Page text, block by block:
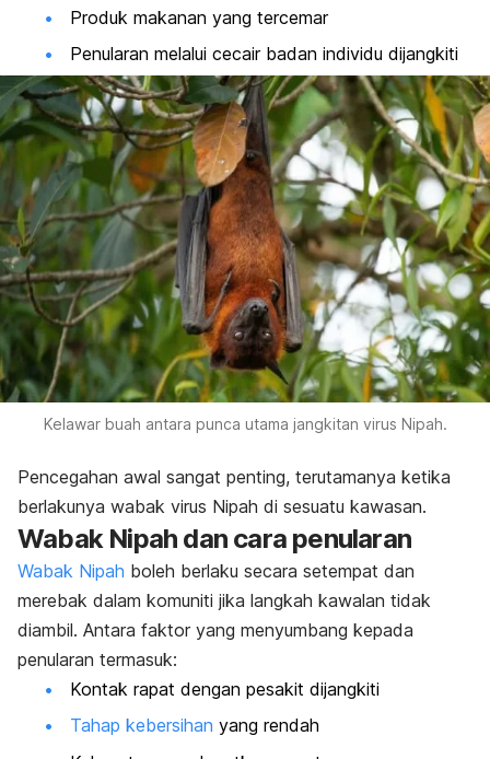
Produk makanan yang tercemar
Penularan melalui cecair badan individu dijangkiti
Kelawar buah antara punca utama jangkitan virus Nipah.
Pencegahan awal sangat penting, terutamanya ketika
berlakunya wabak virus Nipah di sesuatu kawasan.
Wabak Nipah dan cara penularan
Wabak Nipah boleh berlaku secara setempat dan
merebak dalam komuniti jika langkah kawalan tidak
diambil. Antara faktor yang menyumbang kepada
penularan termasuk:
Kontak rapat dengan pesakit dijangkiti
Tahap kebersihan yang rendah